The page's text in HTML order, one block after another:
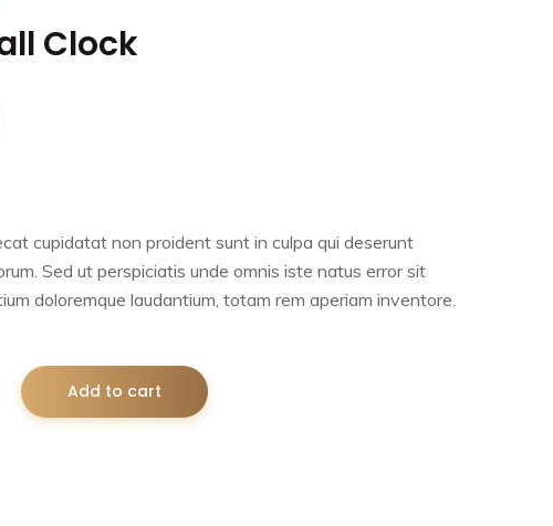
Clock
cupidatat non proident sunt in culpa qui deserunt
Sed ut perspiciatis unde omnis iste natus error sit
doloremque laudantium, totam rem aperiam inventore.
Add to cart